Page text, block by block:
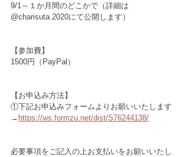
9/1～１か月間のどこかで（詳細は
@charisuta.2020にて公開します）
【参加費】
1500円（PayPal）
【お申込み方法】
①下記お申込みフォームよりお願いいたします
→ https://ws.formzu.net/dist/S76244138/
必要事項をご記入の上お支払いをお願いいたし